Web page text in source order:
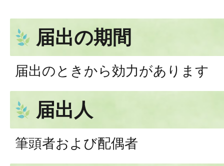
届出の期間
届出のときから効力があります
届出人
筆頭者および配偶者